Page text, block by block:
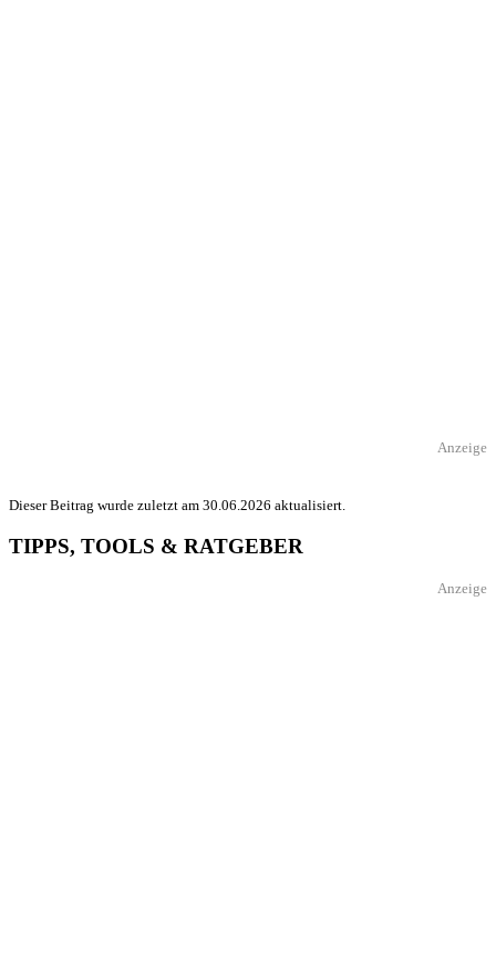
Anzeige
Dieser Beitrag wurde zuletzt am 30.06.2026 aktualisiert.
TIPPS, TOOLS & RATGEBER
Anzeige